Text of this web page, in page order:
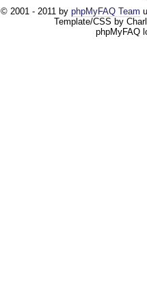
© 2001 - 2011 by phpMyFAQ Team
Template/CSS by
phpMyFAQ